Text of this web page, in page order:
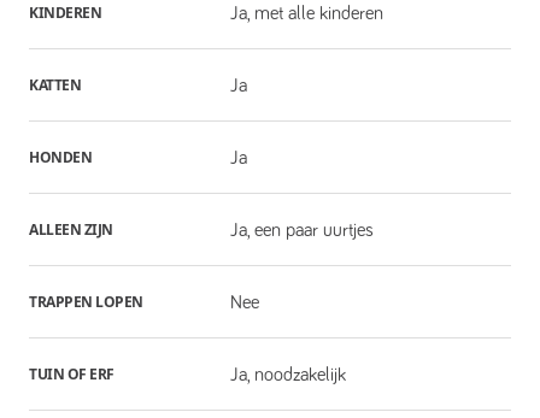
KINDEREN Ja, met alle kinderen
KATTEN Ja
HONDEN Ja
ALLEEN ZIJN Ja, een paar uurtjes
TRAPPEN LOPEN Nee
TUIN OF ERF Ja, noodzakelijk